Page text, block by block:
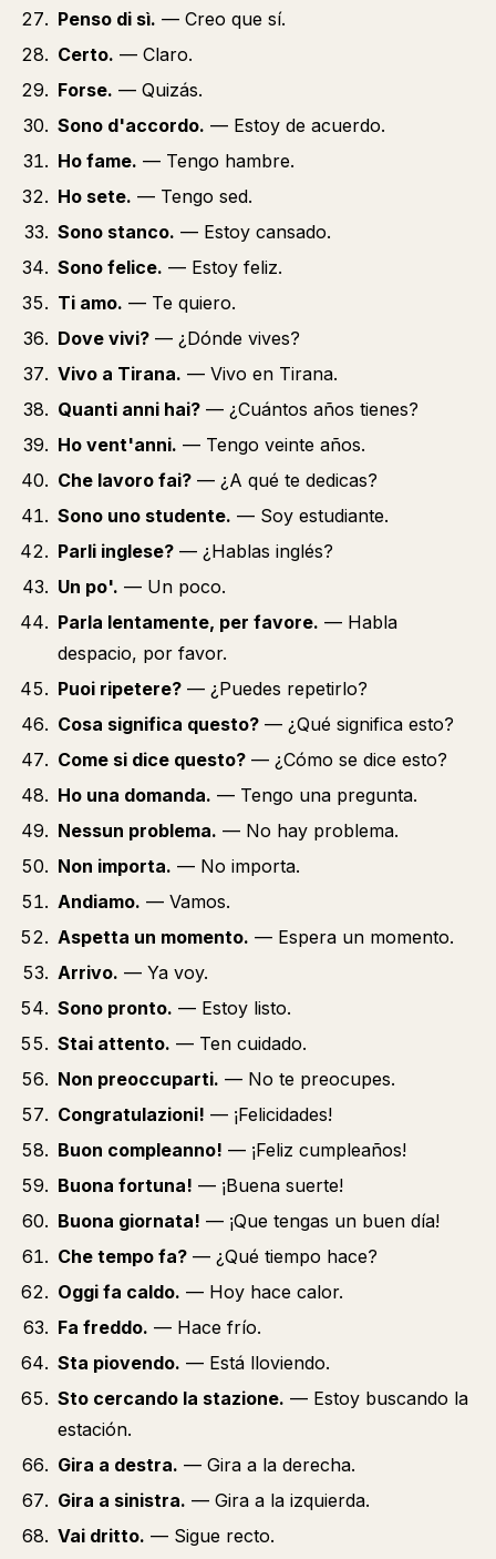
Penso di sì. — Creo que sí.
Certo. — Claro.
Forse. — Quizás.
Sono d'accordo. — Estoy de acuerdo.
Ho fame. — Tengo hambre.
Ho sete. — Tengo sed.
Sono stanco. — Estoy cansado.
Sono felice. — Estoy feliz.
Ti amo. — Te quiero.
Dove vivi? — ¿Dónde vives?
Vivo a Tirana. — Vivo en Tirana.
Quanti anni hai? — ¿Cuántos años tienes?
Ho vent'anni. — Tengo veinte años.
Che lavoro fai? — ¿A qué te dedicas?
Sono uno studente. — Soy estudiante.
Parli inglese? — ¿Hablas inglés?
Un po'. — Un poco.
Parla lentamente, per favore. — Habla
despacio, por favor.
Puoi ripetere? — ¿Puedes repetirlo?
Cosa significa questo? — ¿Qué significa esto?
Come si dice questo? — ¿Cómo se dice esto?
Ho una domanda. — Tengo una pregunta.
Nessun problema. — No hay problema.
Non importa. — No importa.
Andiamo. — Vamos.
Aspetta un momento. — Espera un momento.
Arrivo. — Ya voy.
Sono pronto. — Estoy listo.
Stai attento. — Ten cuidado.
Non preoccuparti. — No te preocupes.
Congratulazioni! — ¡Felicidades!
Buon compleanno! — ¡Feliz cumpleaños!
Buona fortuna! — ¡Buena suerte!
Buona giornata! — ¡Que tengas un buen día!
Che tempo fa? — ¿Qué tiempo hace?
Oggi fa caldo. — Hoy hace calor.
Fa freddo. — Hace frío.
Sta piovendo. — Está lloviendo.
Sto cercando la stazione. — Estoy buscando la
estación.
Gira a destra. — Gira a la derecha.
Gira a sinistra. — Gira a la izquierda.
Vai dritto. — Sigue recto.